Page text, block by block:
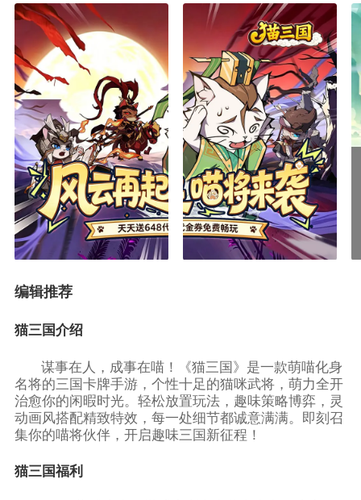
编辑推荐
猫三国介绍
谋事在人，成事在喵！《猫三国》是一款萌喵化身
名将的三国卡牌手游，个性十足的猫咪武将，萌力全开
治愈你的闲暇时光。轻松放置玩法，趣味策略博弈，灵
动画风搭配精致特效，每一处细节都诚意满满。即刻召
集你的喵将伙伴，开启趣味三国新征程！
猫三国福利